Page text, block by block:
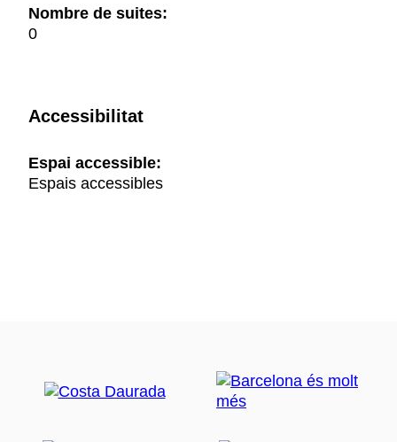
Nombre de suites:
0
Accessibilitat
Espai accessible:
Espais accessibles